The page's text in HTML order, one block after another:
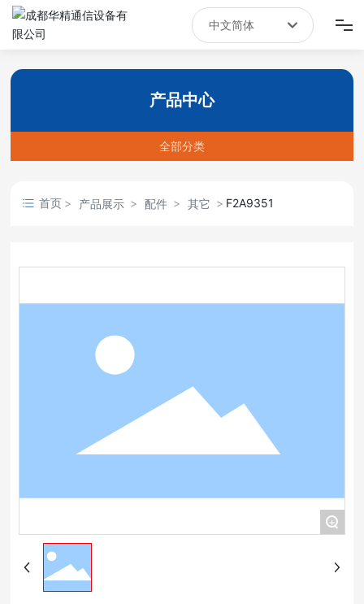
首页
新闻资讯
关于我们
中文简体
中文简体
产品中心
全部分类
首页 产品展示 配件 其它 F2A9351
+